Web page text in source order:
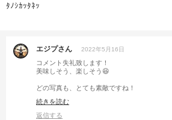
ﾀﾉｼｶｯﾀﾈｯ
エジプさん 2022年5月16日
コメント失礼致します！
美味しそう、楽しそう😆
どの写真も、とても素敵ですね！
あと、その煮卵ください😆
続きを読む
返信する